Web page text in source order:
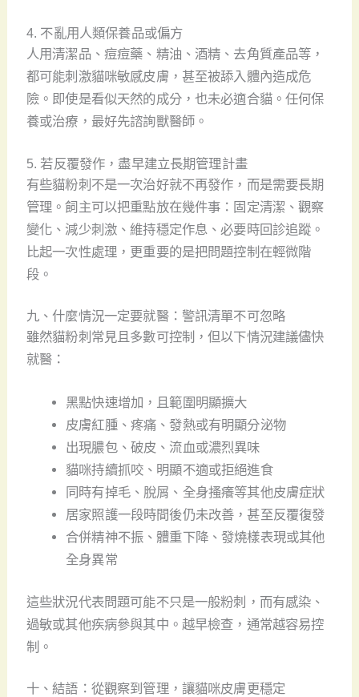
4. 不亂用人類保養品或偏方
人用清潔品、痘痘藥、精油、酒精、去角質產品等，
都可能刺激貓咪敏感皮膚，甚至被舔入體內造成危
險。即使是看似天然的成分，也未必適合貓。任何保
養或治療，最好先諮詢獸醫師。
5. 若反覆發作，盡早建立長期管理計畫
有些貓粉刺不是一次治好就不再發作，而是需要長期
管理。飼主可以把重點放在幾件事：固定清潔、觀察
變化、減少刺激、維持穩定作息、必要時回診追蹤。
比起一次性處理，更重要的是把問題控制在輕微階
段。
九、什麼情況一定要就醫：警訊清單不可忽略
雖然貓粉刺常見且多數可控制，但以下情況建議儘快
就醫：
黑點快速增加，且範圍明顯擴大
皮膚紅腫、疼痛、發熱或有明顯分泌物
出現膿包、破皮、流血或濃烈異味
貓咪持續抓咬、明顯不適或拒絕進食
同時有掉毛、脫屑、全身搔癢等其他皮膚症狀
居家照護一段時間後仍未改善，甚至反覆復發
合併精神不振、體重下降、發燒樣表現或其他
全身異常
這些狀況代表問題可能不只是一般粉刺，而有感染、
過敏或其他疾病參與其中。越早檢查，通常越容易控
制。
十、結語：從觀察到管理，讓貓咪皮膚更穩定